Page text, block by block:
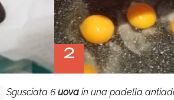
2
Sgusciata 6 uova in una padella